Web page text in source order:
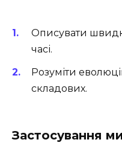
Описувати
часі.
Розуміти
складових.
Застосування